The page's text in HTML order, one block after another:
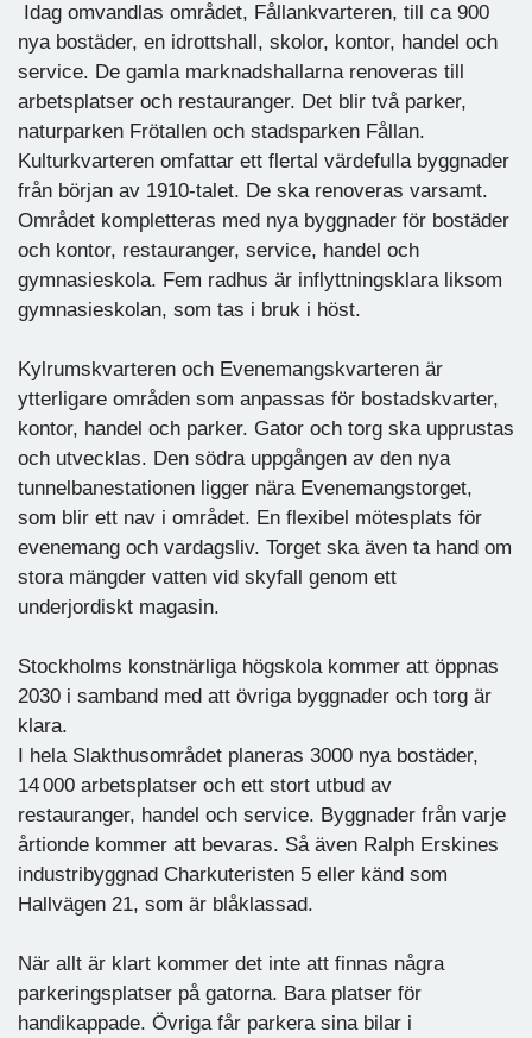
Idag omvandlas området, Fållankvarteren, till ca 900
nya bostäder, en idrottshall, skolor, kontor, handel och
service. De gamla marknadshallarna renoveras till
arbetsplatser och restauranger. Det blir två parker,
naturparken Frötallen och stadsparken Fållan.
Kulturkvarteren omfattar ett flertal värdefulla byggnader
från början av 1910-talet. De ska renoveras varsamt.
Området kompletteras med nya byggnader för bostäder
och kontor, restauranger, service, handel och
gymnasieskola. Fem radhus är inflyttningsklara liksom
gymnasieskolan, som tas i bruk i höst.
Kylrumskvarteren och Evenemangskvarteren är
ytterligare områden som anpassas för bostadskvarter,
kontor, handel och parker. Gator och torg ska upprustas
och utvecklas. Den södra uppgången av den nya
tunnelbanestationen ligger nära Evenemangstorget,
som blir ett nav i området. En flexibel mötesplats för
evenemang och vardagsliv. Torget ska även ta hand om
stora mängder vatten vid skyfall genom ett
underjordiskt magasin.
Stockholms konstnärliga högskola kommer att öppnas
2030 i samband med att övriga byggnader och torg är
klara.
I hela Slakthusområdet planeras 3000 nya bostäder,
14 000 arbetsplatser och ett stort utbud av
restauranger, handel och service. Byggnader från varje
årtionde kommer att bevaras. Så även Ralph Erskines
industribyggnad Charkuteristen 5 eller känd som
Hallvägen 21, som är blåklassad.
När allt är klart kommer det inte att finnas några
parkeringsplatser på gatorna. Bara platser för
handikappade. Övriga får parkera sina bilar i